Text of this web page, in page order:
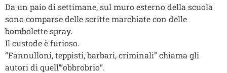
Da un paio di settimane, sul muro esterno della scuola
sono comparse delle scritte marchiate con delle
bombolette spray.
Il custode è furioso.
“Fannulloni, teppisti, barbari, criminali” chiama gli
autori di quell’”obbrobrio”.